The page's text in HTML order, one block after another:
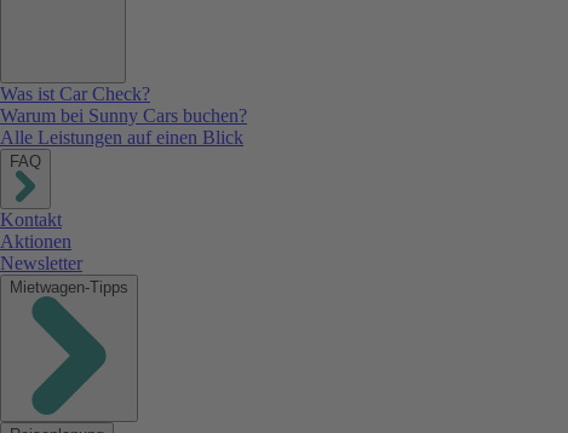
Was ist Car Check?
Warum bei Sunny Cars buchen?
Alle Leistungen auf einen Blick
FAQ
Kontakt
Aktionen
Newsletter
Mietwagen-Tipps